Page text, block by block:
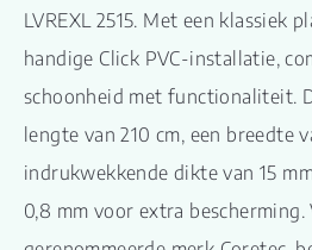
LVREXL 2515. Met een klassiek
handige Click PVC-installatie,
schoonheid met functionaliteit.
lengte van 210 cm, een breedte
indrukwekkende dikte van 15
0,8 mm voor extra